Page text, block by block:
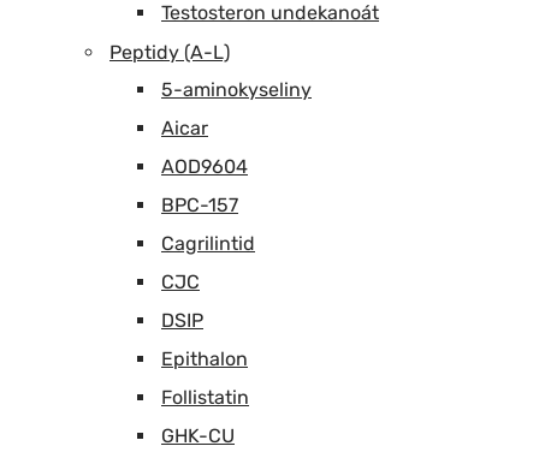
Testosteron undekanoát
Peptidy (A-L)
5-aminokyseliny
Aicar
AOD9604
BPC-157
Cagrilintid
CJC
DSIP
Epithalon
Follistatin
GHK-CU